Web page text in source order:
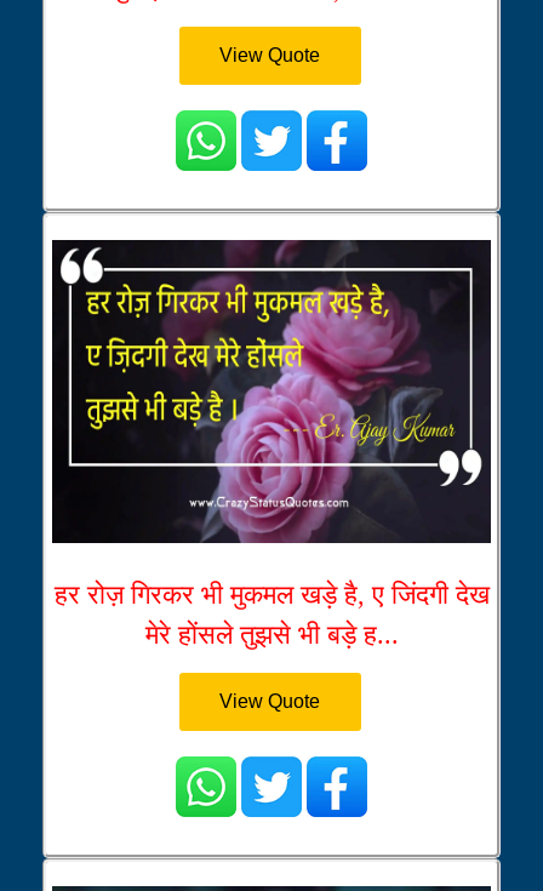
View Quote
हर रोज़ गिरकर भी मुकमल खड़े है, ए जिंदगी देख
मेरे होंसले तुझसे भी बड़े ह...
View Quote